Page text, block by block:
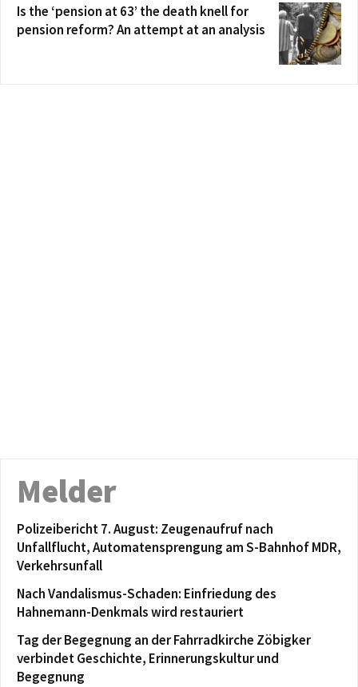
Is the ‘pension at 63’ the death knell for
pension reform? An attempt at an analysis
Melder
Polizeibericht 7. August: Zeugenaufruf nach
Unfallflucht, Automatensprengung am S-Bahnhof MDR,
Verkehrsunfall
Nach Vandalismus-Schaden: Einfriedung des
Hahnemann-Denkmals wird restauriert
Tag der Begegnung an der Fahrradkirche Zöbigker
verbindet Geschichte, Erinnerungskultur und
Begegnung